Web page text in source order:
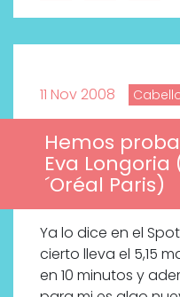
11 Nov 2008
Hemos
Eva Longoria
´Oréal Paris)
Ya lo dice en el
cierto lleva el 5,15
en 10 minutos y